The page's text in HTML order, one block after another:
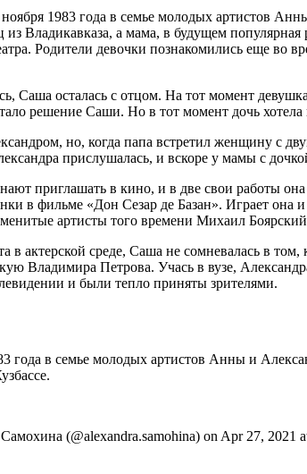
1983 года в семье молодых артистов
Владикавказа, а мама, в будущем
Родители девочки познакомились еще во
Саша осталась с отцом. На тот момент
решение Саши. Но в тот момент дочь хотела
но, когда папа встретил женщину с
прислушалась, и вскоре у мамы с
приглашать в кино, и в две свои работы
в фильме «Дон Сезар де Базан». Играет
артисты того времени Михаил
в актерской среде, Саша не сомневалась в
Владимира Петрова. Учась в вузе,
и были тепло приняты зрителями.
года в семье молодых артистов Анны и
(@alexandra.samohina) on Apr 27, 2021